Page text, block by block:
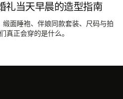
礼当天早晨的造型指南
面睡袍、伴娘同款套装、尺码与拍
真正会穿的是什么。